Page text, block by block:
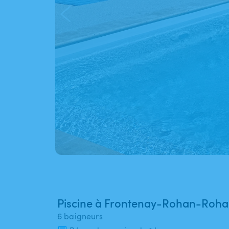
Piscine à Frontenay-Rohan-
6 baigneurs